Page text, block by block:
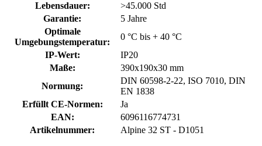
Lebensdauer:
>45.000 Std
Garantie:
5 Jahre
Optimale
Umgebungstemperatur:
0 °C bis + 40 °C
IP-Wert:
IP20
Maße:
390x190x30 mm
Normung:
DIN 60598-2-22, ISO 7010, DIN
EN 1838
Erfüllt CE-Normen:
Ja
EAN:
6096116774731
Artikelnummer: Alpine 32 ST - D1051